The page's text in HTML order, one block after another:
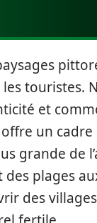
touristes.
et
un
grande de
plages
des